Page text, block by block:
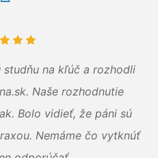
na kľúč a rozhodli
Naše rozhodnutie
Bolo vidieť, že páni sú
Nemáme čo vytknúť